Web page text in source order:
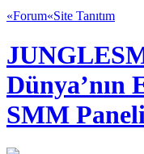
«Forum«Site Tanıtım
Dünya’nın
SMM